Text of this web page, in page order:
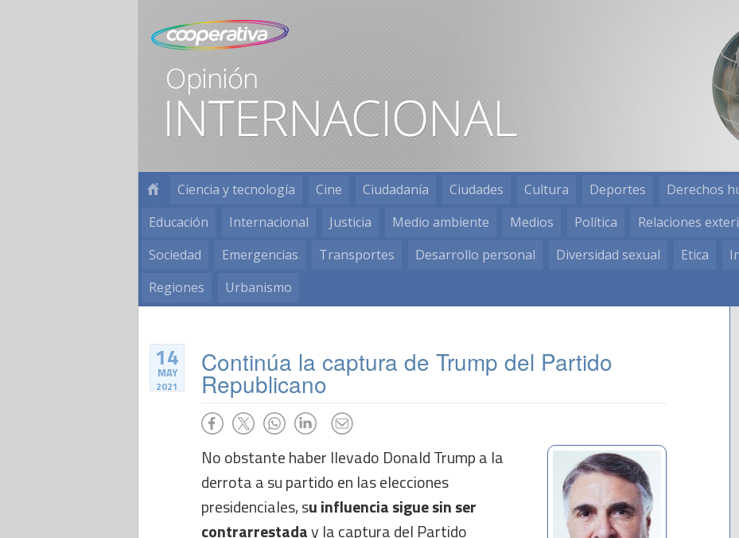
Ciencia y tecnología Cine Ciudadanía Ciudades Cultura Deportes Derechos
Educación
Internacional Justicia Medio ambiente Medios Política Relaciones
Sociedad
Emergencias Transportes Desarrollo personal Diversidad sexual Etica
Regiones
Urbanismo
14
MAY
2021
Continúa la captura de Trump del Partido
Republicano
No obstante haber llevado Donald Trump a la
derrota a su partido en las elecciones
presidenciales, su influencia sigue sin ser
contrarrestaday la captura del Partido